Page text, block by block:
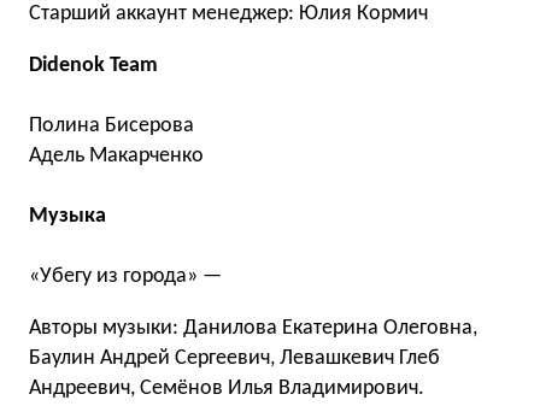
Старший аккаунт менеджер: Юлия Кормич
Didenok Team
Полина Бисерова
Адель Макарченко
Музыка
«Убегу из города» —
Авторы музыки: Данилова Екатерина Олеговна,
Баулин Андрей Сергеевич, Левашкевич Глеб
Андреевич, Семёнов Илья Владимирович.